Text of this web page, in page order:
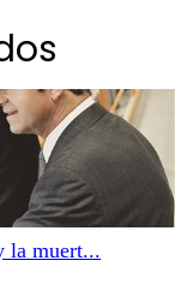
la muert...